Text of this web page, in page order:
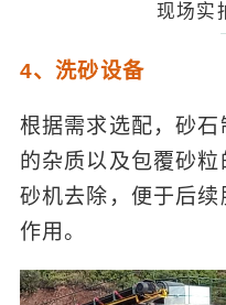
现场实
4、洗砂设备
根据需求选配，砂
的杂质以及包覆砂
砂机去除，便于后
作用。